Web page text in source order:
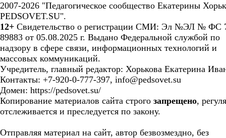
2007-2026 "Педагогическое сообщество Екатерины
PEDSOVET.SU".
12+ Свидетельство о регистрации СМИ: Эл №ЭЛ № ФС
89883 от 05.08.2025 г. Выдано Федеральной службой по
надзору в сфере связи, информационных технологий и
массовых коммуникаций.
Учредитель, главный редактор: Хорькова Екатерина
Контакты: +7-920-0-777-397, info@pedsovet.su
Домен: https://pedsovet.su/
Копирование материалов сайта строго запрещено,
отслеживается и преследуется по закону.
Отправляя материал на сайт, автор безвозмездно, без